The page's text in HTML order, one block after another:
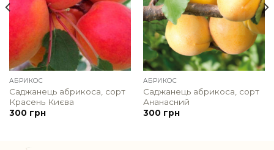
АБРИКОС
Саджанець абрикоса, сорт
Красень Києва
300 грн
АБРИКОС
Саджанець абрикоса, сорт
Ананасний
300 грн